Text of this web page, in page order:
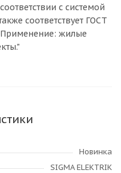
с системой
соответствует ГОСТ
жилые
Новинка
SIGMA ELEKTRIK